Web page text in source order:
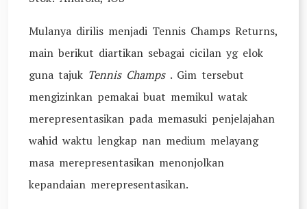
Mulanya dirilis menjadi Tennis Champs Returns,
main berikut diartikan sebagai cicilan yg elok
guna tajuk Tennis Champs . Gim tersebut
mengizinkan pemakai buat memikul watak
merepresentasikan pada memasuki penjelajahan
wahid waktu lengkap nan medium melayang
masa merepresentasikan menonjolkan
kepandaian merepresentasikan.